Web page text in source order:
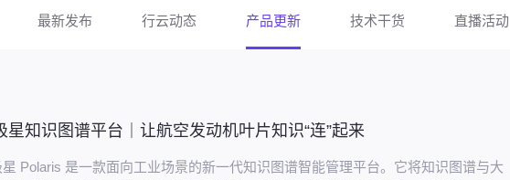
最新发布 行云动态 产品更新 技术干货 直播活动
星知识图谱平台｜让航空发动机叶片知识“连”起来
Polaris 是一款面向工业场景的新一代知识图谱智能管理平台。它将知识图谱与大